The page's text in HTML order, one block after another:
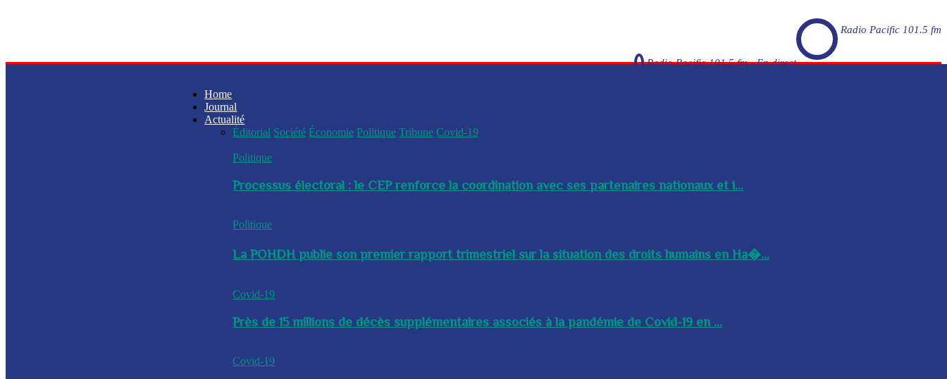
Radio Pacific 101.5 fm
Radio Pacific 101.5 fm - En direct
Home
Journal
Actualité
Éditorial Société Économie Politique Tribune Covid-19
Politique
Processus électoral : le CEP renforce la coordination avec ses partenaires nationaux et i...
Politique
La POHDH publie son premier rapport trimestriel sur la situation des droits humains en Ha�...
Covid-19
Près de 15 millions de décès supplémentaires associés à la pandémie de Covid-19 en ...
Covid-19